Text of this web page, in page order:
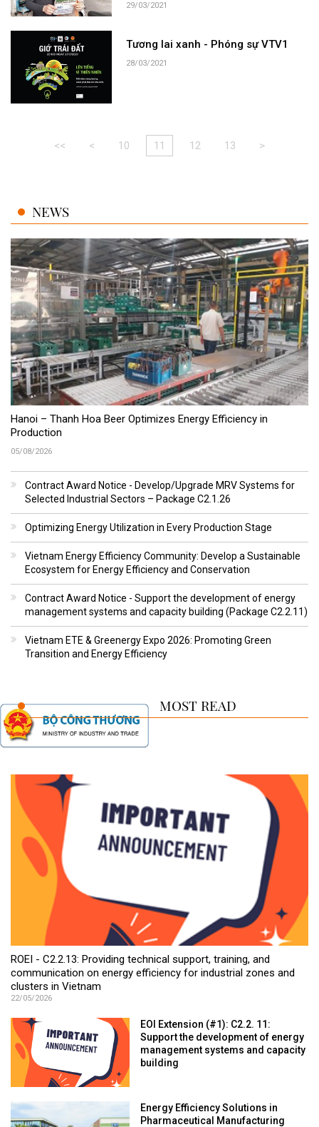
29/03/2021
Tương lai xanh - Phóng sự VTV1
28/03/2021
<< < 10 11 12 13 >
NEWS
Hanoi – Thanh Hoa Beer Optimizes Energy Efficiency in
Production
05/08/2026
Contract Award Notice - Develop/Upgrade MRV Systems for
Selected Industrial Sectors – Package C2.1.26
Optimizing Energy Utilization in Every Production Stage
Vietnam Energy Efficiency Community: Develop a Sustainable
Ecosystem for Energy Efficiency and Conservation
Contract Award Notice - Support the development of energy
management systems and capacity building (Package C2.2.11)
Vietnam ETE & Greenergy Expo 2026: Promoting Green
Transition and Energy Efficiency
MOST READ
ROEI - C2.2.13: Providing technical support, training, and
communication on energy efficiency for industrial zones and
clusters in Vietnam
22/05/2026
EOI Extension (#1): C2.2. 11:
Support the development of energy
management systems and capacity
building
Energy Efficiency Solutions in
Pharmaceutical Manufacturing